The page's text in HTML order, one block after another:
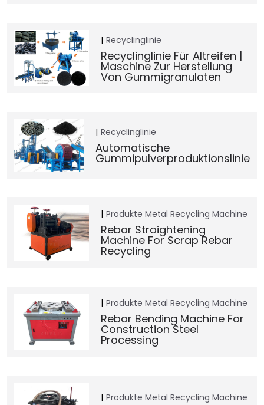
Recyclinglinie
Recyclinglinie Für Altreifen |
Maschine Zur Herstellung
Von Gummigranulaten
Recyclinglinie
Automatische
Gummipulverproduktionslinie
Produkte Metal Recycling Machine
Rebar Straightening
Machine For Scrap Rebar
Recycling
Produkte Metal Recycling Machine
Rebar Bending Machine For
Construction Steel
Processing
Produkte Metal Recycling Machine